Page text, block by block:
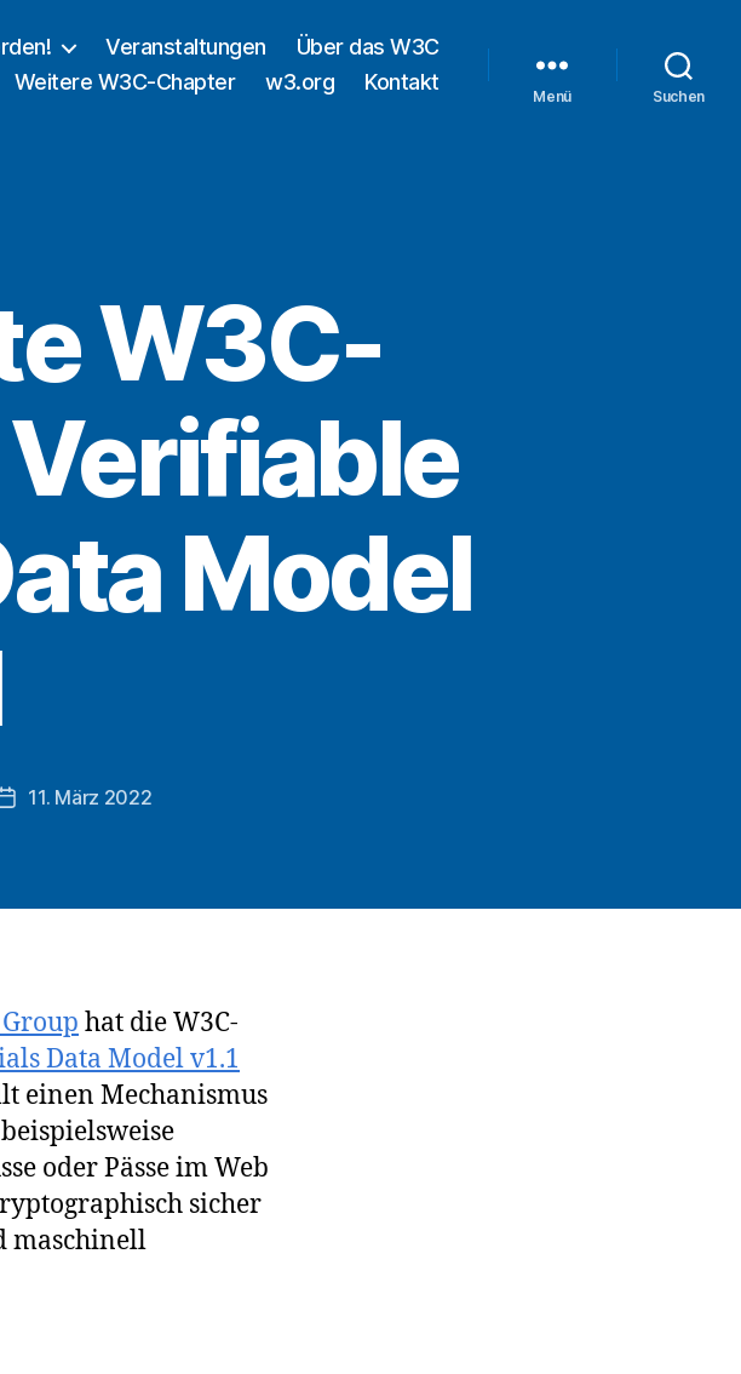
Veranstaltungen
Über das W3C
Weitere W3C-Chapter
w3.org Kontakt
Menü Suchen
W3C-
Model
Veröffentlichungsdatum
11. März 2022
hat die W3C-
Data Model v1.1
einen Mechanismus
oder Pässe im Web
sicher
maschinell